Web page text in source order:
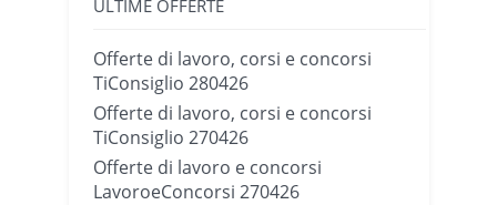
ULTIME OFFERTE
Offerte di lavoro, corsi e concorsi
TiConsiglio 280426
Offerte di lavoro, corsi e concorsi
TiConsiglio 270426
Offerte di lavoro e concorsi
LavoroeConcorsi 270426